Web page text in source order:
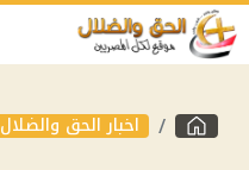
اخبار الحق والضلال